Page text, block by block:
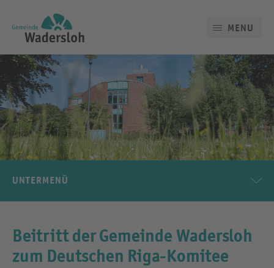
MENU
UNTERMENÜ
Beitritt der Gemeinde Wadersloh
zum Deutschen Riga-Komitee